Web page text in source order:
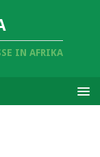
IN AFRIKA